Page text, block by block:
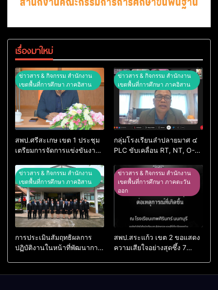
เรื่องมาใหม่
ข่าวสาร & กิจกรรม สำนักงาน
เขตพื้นที่การศึกษา ภาคอิสาน
สพป.ศรีสะเกษ เขต 1 ประชุม
เตรียมการจัดการแข่งขันงาน
74 ปีการศึกษา 2569
ข่าวสาร & กิจกรรม สำนักงาน
เขตพื้นที่การศึกษา ภาคอิสาน
กลุ่มโรงเรียนลำปลายมาศ ๔
PLC ขับเคลื่อน RT, NT, O-
ข่าวสาร & กิจกรรม สำนักงาน
เขตพื้นที่การศึกษา ภาคอิสาน
การประเมินสัมฤทธิผลการ
ปฏิบัติงานในหน้าที่พัฒนาการ
ข่าวสาร & กิจกรรม สำนักงาน
เขตพื้นที่การศึกษา ภาคตะวัน
ออก
สพป.สระแก้ว เขต 2 ขอแสดง
ความเสียใจอย่างสุดซึ้ง 7